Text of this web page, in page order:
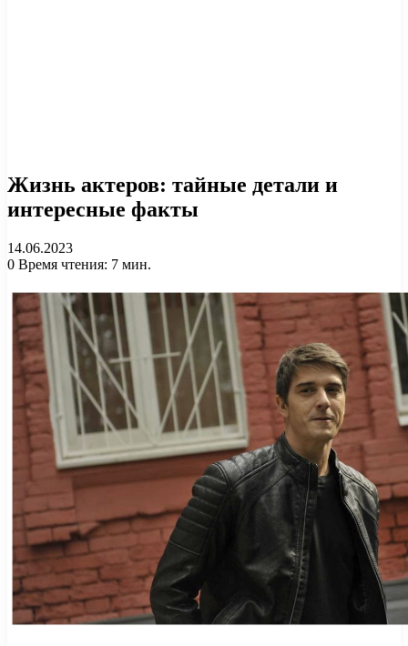
Жизнь актеров: тайные детали и
интересные факты
14.06.2023
0 Время чтения: 7 мин.